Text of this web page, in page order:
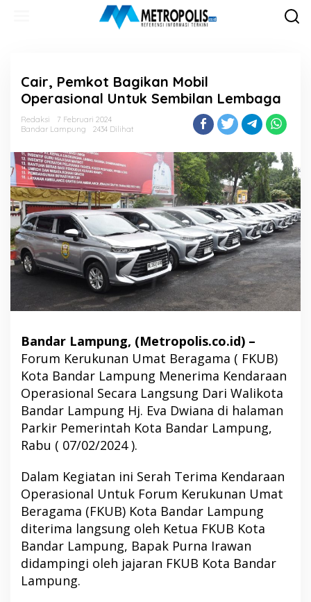
Cair, Pemkot Bagikan Mobil
Operasional Untuk Sembilan Lembaga
Redaksi
7 Februari 2024
Bandar Lampung
2434 Dilihat
Bandar Lampung, (Metropolis.co.id) –
Forum Kerukunan Umat Beragama ( FKUB)
Kota Bandar Lampung Menerima Kendaraan
Operasional Secara Langsung Dari Walikota
Bandar Lampung Hj. Eva Dwiana di halaman
Parkir Pemerintah Kota Bandar Lampung,
Rabu ( 07/02/2024 ).
Dalam Kegiatan ini Serah Terima Kendaraan
Operasional Untuk Forum Kerukunan Umat
Beragama (FKUB) Kota Bandar Lampung
diterima langsung oleh Ketua FKUB Kota
Bandar Lampung, Bapak Purna Irawan
didampingi oleh jajaran FKUB Kota Bandar
Lampung.